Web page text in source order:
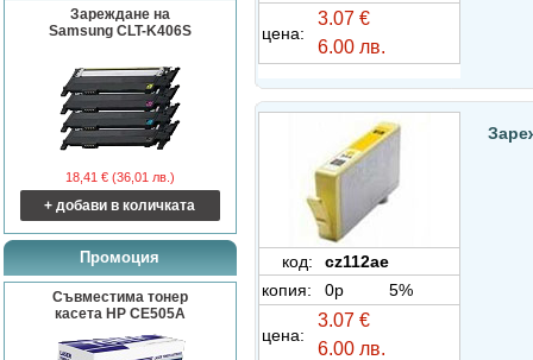
Зареждане на
Samsung CLT-K406S
18,41 € (36,01 лв.)
+ добави в количката
Промоция
Съвместима тонер
касета HP CE505A
цена:
3.07 €
6.00 лв.
код:
cz112ae
копия:
0p 5%
цена:
3.07 €
6.00 лв.